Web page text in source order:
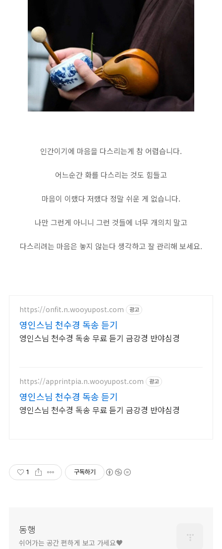
인간이기에 마음을 다스리는게 참 어렵습니다.
어느순간 화를 다스리는 것도 힘들고
마음이 이랬다 저랬다 정말 쉬운 게 없습니다.
나만 그런게 아니니 그런 것들에 너무 개의치 말고
다스리려는 마음은 놓지 않는다 생각하고 잘 관리해 보세요.
https://onfit.n.wooyupost.com 광고
영인스님 천수경 독송 듣기
영인스님 천수경 독송 무료 듣기 금강경 반야심경
https://apprintpia.n.wooyupost.com 광고
영인스님 천수경 독송 듣기
영인스님 천수경 독송 무료 듣기 금강경 반야심경
1 구독하기
동행
쉬어가는 공간 편하게 보고 가세요♥